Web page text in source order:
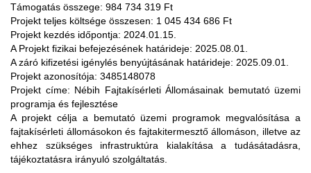
Támogatás összege: 984 734 319 Ft
Projekt teljes költsége összesen: 1 045 434 686 Ft
Projekt kezdés időpontja: 2024.01.15.
A Projekt fizikai befejezésének határideje: 2025.08.01.
A záró kifizetési igénylés benyújtásának határideje: 2025.09.01.
Projekt azonosítója: 3485148078
Projekt címe: Nébih Fajtakísérleti Állomásainak bemutató üzemi
programja és fejlesztése
A projekt céljaa bemutató üzemi programok megvalósítása a
fajtakísérleti állomásokon és fajtakitermesztő állomáson, illetve az
ehhez szükséges infrastruktúra kialakítása a tudásátadásra,
tájékoztatásra irányuló szolgáltatás.
szembeni ellenálló képesség. A fajtakísérlet során megszerzett
tapasztalatok átadása az agrárgazdaság szereplői részére egy
olyan, a hagyományostól eltérő jellegű tudás megszerzési
lehetőség, amelynek során a résztvevők elsősorban
gyakorlatorientált ismeretanyaggal, tapasztalatokkal
gazdagodhatnak, a fajtahasználaton túl, az aktuális termelési
eljárások és gazdaságszervezési minták alkalmazása
tekintetében. A gazdálkodók olyan innovatív ismereteket,
növénykultúrákat (fajtákat), környezetvédelmi megoldásokat
ismerhetnek meg, amelyek alkalmazása révén
optimalizálhatják a termelést, csökkenthetik a szennyezőanyag
kibocsátást, valamint eredményesen alkalmazkodhatnak a